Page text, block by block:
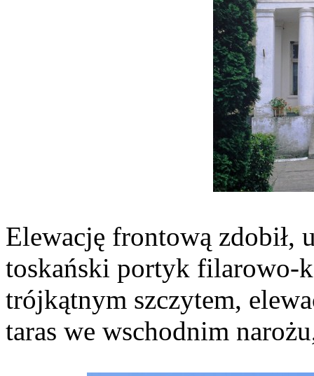
Elewację frontową zdobił,
toskański portyk filarowo-
trójkątnym szczytem,
taras we wschodnim